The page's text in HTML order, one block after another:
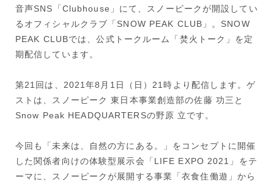
音声SNS「Clubhouse」にて、スノーピークが開設してい
るオフィシャルクラブ「SNOW PEAK CLUB」。SNOW
PEAK CLUBでは、公式トークルーム「焚火トーク」を定
期配信しています。
第21回は、2021年8月1日（日）21時より配信します。ゲ
ストは、スノーピーク 東日本事業創造部の佐藤 功三と
Snow Peak HEADQUARTERSの野原 立です。
今回も「未来は、自然の方にある。」をコンセプトに開催
した関係者向けの体験型展示会「LIFE EXPO 2021」をテ
ーマに、スノーピークが展開する事業「衣食住働遊」から